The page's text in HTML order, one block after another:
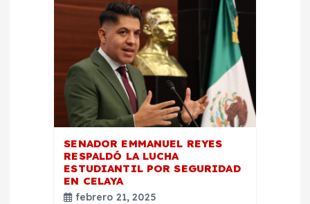
SENADOR EMMANUEL REYES
RESPALDÓ LA LUCHA
ESTUDIANTIL POR SEGURIDAD
EN CELAYA
febrero 21, 2025